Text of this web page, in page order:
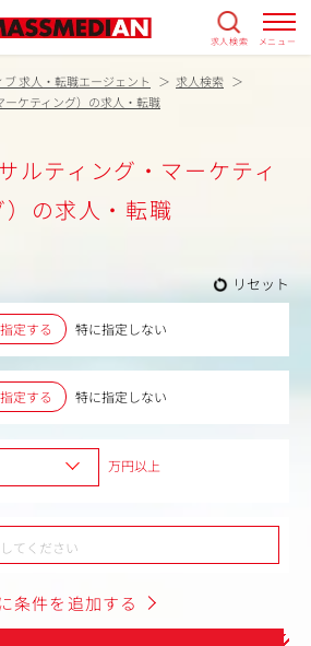
求人検索 メニュー
求人・転職エージェント
求人検索
ケティング）の求人・転職
ルティング・マーケティ
）の求人・転職
リセット
指定する 特に指定しない
指定する 特に指定しない
万円以上
条件を追加する